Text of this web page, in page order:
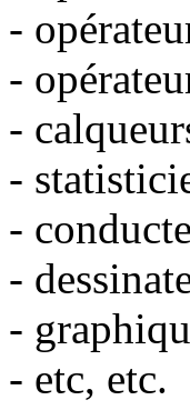
-
-
-
-
-
-
-
- etc, etc.